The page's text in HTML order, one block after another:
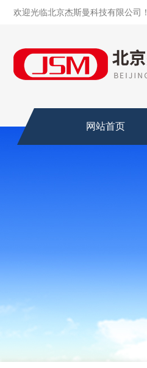
欢迎光临北京杰斯曼科技有限公司！
网站首页